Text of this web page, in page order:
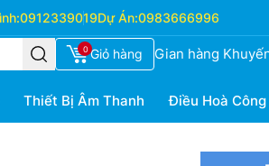
0912339019Dự Án:0983666996
0 Giỏ hàng Gian hàng
Thiết Bị Âm Thanh Điều Hoà Công